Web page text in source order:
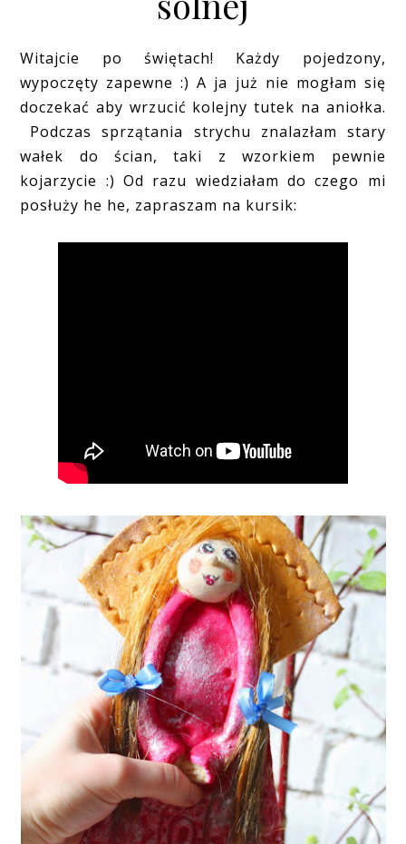
Witajcie po świętach! Każdy pojedzony,
wypoczęty zapewne :) A ja już nie mogłam się
doczekać aby wrzucić kolejny tutek na aniołka.
Podczas sprzątania strychu znalazłam stary
wałek do ścian, taki z wzorkiem pewnie
kojarzycie :) Od razu wiedziałam do czego mi
posłuży he he, zapraszam na kursik: